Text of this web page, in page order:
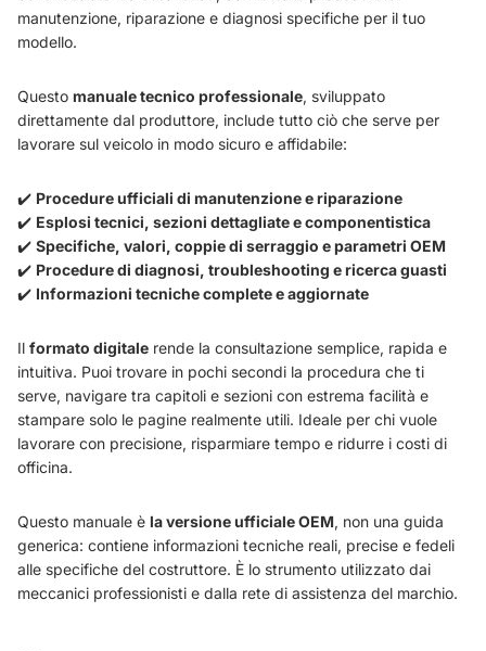
manutenzione, riparazione e diagnosi specifiche per il tuo
modello.
Questo manuale tecnico professionale, sviluppato
direttamente dal produttore, include tutto ciò che serve per
lavorare sul veicolo in modo sicuro e affidabile:
✔️ Procedure ufficiali di manutenzione e riparazione
✔️ Esplosi tecnici, sezioni dettagliate e componentistica
✔️ Specifiche, valori, coppie di serraggio e parametri OEM
✔️ Procedure di diagnosi, troubleshooting e ricerca guasti
✔️ Informazioni tecniche complete e aggiornate
Il formato digitale rende la consultazione semplice, rapida e
intuitiva. Puoi trovare in pochi secondi la procedura che ti
serve, navigare tra capitoli e sezioni con estrema facilità e
stampare solo le pagine realmente utili. Ideale per chi vuole
lavorare con precisione, risparmiare tempo e ridurre i costi di
officina.
Questo manuale è la versione ufficiale OEM, non una guida
generica: contiene informazioni tecniche reali, precise e fedeli
alle specifiche del costruttore. È lo strumento utilizzato dai
meccanici professionisti e dalla rete di assistenza del marchio.